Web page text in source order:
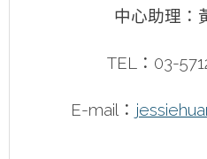
中心助理：
TEL：03-
E-mail：